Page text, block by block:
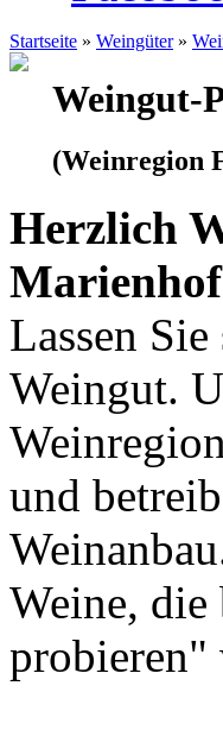
Startseite » Weingüter »
Weingut-
(Weinregion
Herzlich
Lassen
Weingut.
und
Weine, die
probieren"